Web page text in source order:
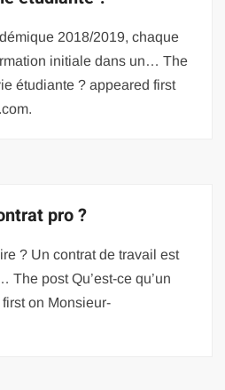
2018/2019, chaque
initiale dans un… The
étudiante ? appeared first
pro ?
? Un contrat de travail est
post Qu’est-ce qu’un
on Monsieur-